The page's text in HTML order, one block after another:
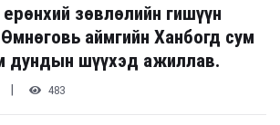
зөвлөлийн гишүүн
аймгийн Ханбогд сум
дундын шүүхэд ажиллав.
483